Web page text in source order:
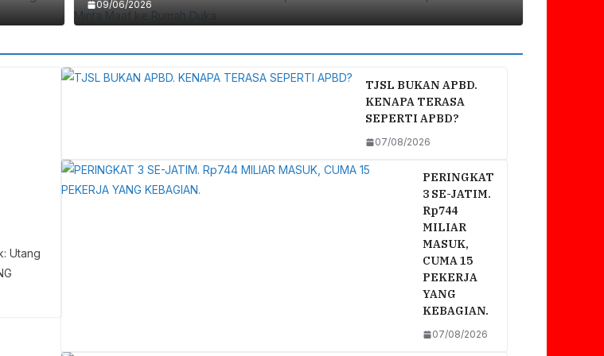
09/06/2026
Utang
TJSL BUKAN APBD.
KENAPA TERASA
SEPERTI APBD?
07/08/2026
PERINGKAT
3 SE-JATIM.
Rp744
MILIAR
MASUK,
CUMA 15
PEKERJA
YANG
KEBAGIAN.
07/08/2026